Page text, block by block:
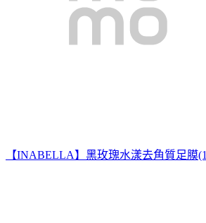
【INABELLA】黑玫瑰水漾去角質足膜